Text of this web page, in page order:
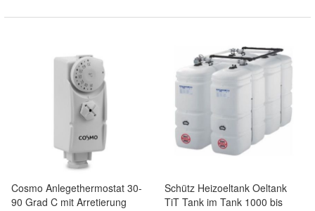
Cosmo Anlegethermostat 30-
90 Grad C mit Arretierung
Schütz Heizoeltank Oeltank
TiT Tank im Tank 1000 bis